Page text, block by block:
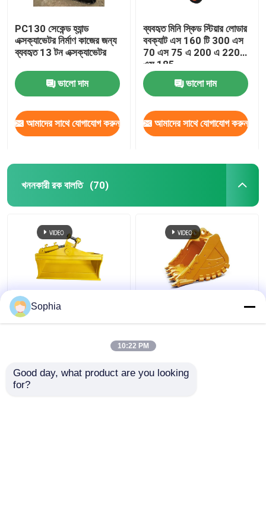
PC130 সেকেন্ড হ্যান্ড
এক্সক্যাভেটর নির্মাণ কাজের জন্য
ব্যবহৃত 13 টন এক্সক্যাভেটর
ভালো দাম
আমাদের সাথে যোগাযোগ করুন
ব্যবহৃত মিনি স্কিড স্টিয়ার লোডার
ববক্যাট এস 160 টি 300 এস
70 এস 75 এ 200 এ 220
এস 185
ভালো দাম
আমাদের সাথে যোগাযোগ করুন
খননকারী রক বালতি (70)
নির্মাণ খননকারক পেষণ বালতি 1 -
30 টন খননকারকের জন্য টান
২-৩০ টন এক্সক্যাভেটর রক বালতি
Sophia
10:22 PM
Good day, what product are you looking
for?